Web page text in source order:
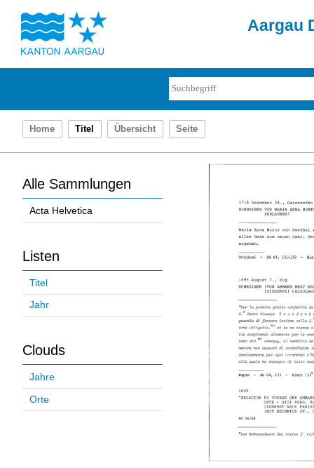
Aargau
Home Titel Übersicht Seite
Alle Sammlungen
Acta Helvetica
Listen
Titel
Jahr
Clouds
Jahre
Orte